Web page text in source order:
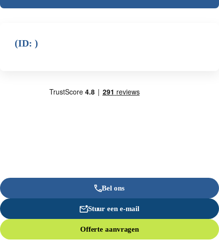
(ID: )
Bel ons
Stuur een e-mail
Offerte aanvragen